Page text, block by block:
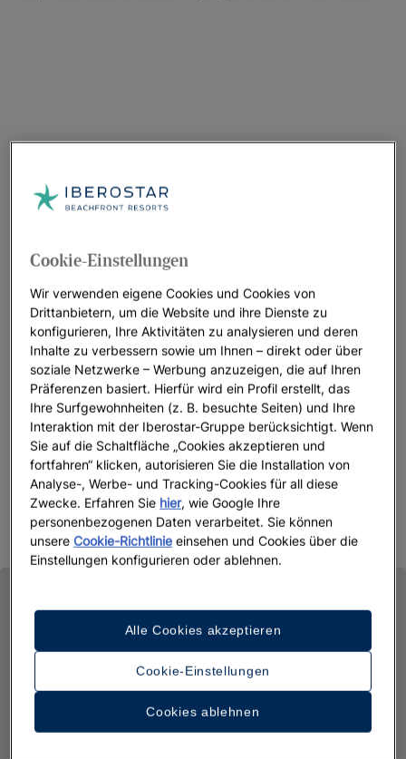
Cookie-Einstellungen
Wir verwenden eigene Cookies und Cookies von
Drittanbietern, um die Website und ihre Dienste zu
konfigurieren, Ihre Aktivitäten zu analysieren und deren
Inhalte zu verbessern sowie um Ihnen – direkt oder über
soziale Netzwerke – Werbung anzuzeigen, die auf Ihren
Präferenzen basiert. Hierfür wird ein Profil erstellt, das
Ihre Surfgewohnheiten (z. B. besuchte Seiten) und Ihre
Interaktion mit der Iberostar-Gruppe berücksichtigt. Wenn
Sie auf die Schaltfläche „Cookies akzeptieren und
fortfahren“ klicken, autorisieren Sie die Installation von
Analyse-, Werbe- und Tracking-Cookies für all diese
Zwecke. Erfahren Sie hier, wie Google Ihre
personenbezogenen Daten verarbeitet. Sie können
unsereCookie-Richtlinie einsehen und Cookies über die
Einstellungen konfigurieren oder ablehnen.
Cookie-Einstellungen
Cookies ablehnen
Alle Cookies akzeptieren